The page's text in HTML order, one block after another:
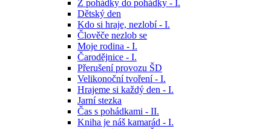
Z pohádky do pohádky - I.
Dětský den
Kdo si hraje, nezlobí - I.
Člověče nezlob se
Moje rodina - I.
Čarodějnice - I.
Přerušení provozu ŠD
Velikonoční tvoření - I.
Hrajeme si každý den - I.
Jarní stezka
Čas s pohádkami - II.
Kniha je náš kamarád - I.